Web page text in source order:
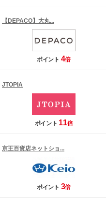
【DEPACO】大丸...
ポイント 4倍
JTOPIA
ポイント 11倍
京王百貨店ネットショ...
ポイント 3倍